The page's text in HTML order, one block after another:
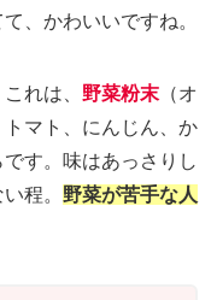
、かわいいですね。
れは、 野菜粉末 （オ
マト、にんじん、か
す。味はあっさりし
程。 野菜が苦手な人